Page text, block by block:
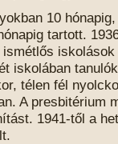
10
tartott.
iskolában
télen fél
A presbitérium
1941-től a